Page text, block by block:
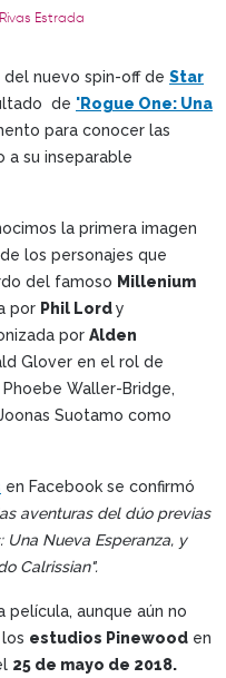
Estrada
del nuevo spin-off de Star
de 'Rogue One: Una
para conocer las
a su inseparable
la primera imagen
los personajes que
del famoso Millenium
por Phil Lordy
por Alden
Glover en el rol de
Waller-Bridge,
Suotamo como
en Facebook se confirmó
aventuras del dúo previas
Nueva Esperanza, y
Calrissian".
película, aunque aún no
estudios Pinewood en
25 de mayo de 2018.